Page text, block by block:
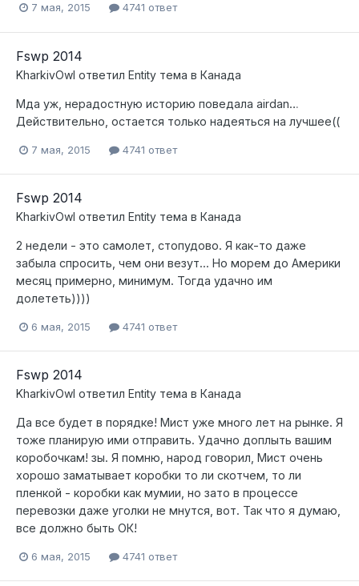
7 мая, 2015 4741 ответ
Fswp 2014
KharkivOwl ответил Entity тема в Канада
Мда уж, нерадостную историю поведала airdan…
Действительно, остается только надеяться на лучшее((
7 мая, 2015 4741 ответ
Fswp 2014
KharkivOwl ответил Entity тема в Канада
2 недели - это самолет, стопудово. Я как-то даже
забыла спросить, чем они везут... Но морем до Америки
месяц примерно, минимум. Тогда удачно им
долететь))))
6 мая, 2015 4741 ответ
Fswp 2014
KharkivOwl ответил Entity тема в Канада
Да все будет в порядке! Мист уже много лет на рынке. Я
тоже планирую ими отправить. Удачно доплыть вашим
коробочкам! зы. Я помню, народ говорил, Мист очень
хорошо заматывает коробки то ли скотчем, то ли
пленкой - коробки как мумии, но зато в процессе
перевозки даже уголки не мнутся, вот. Так что я думаю,
все должно быть ОК!
6 мая, 2015 4741 ответ